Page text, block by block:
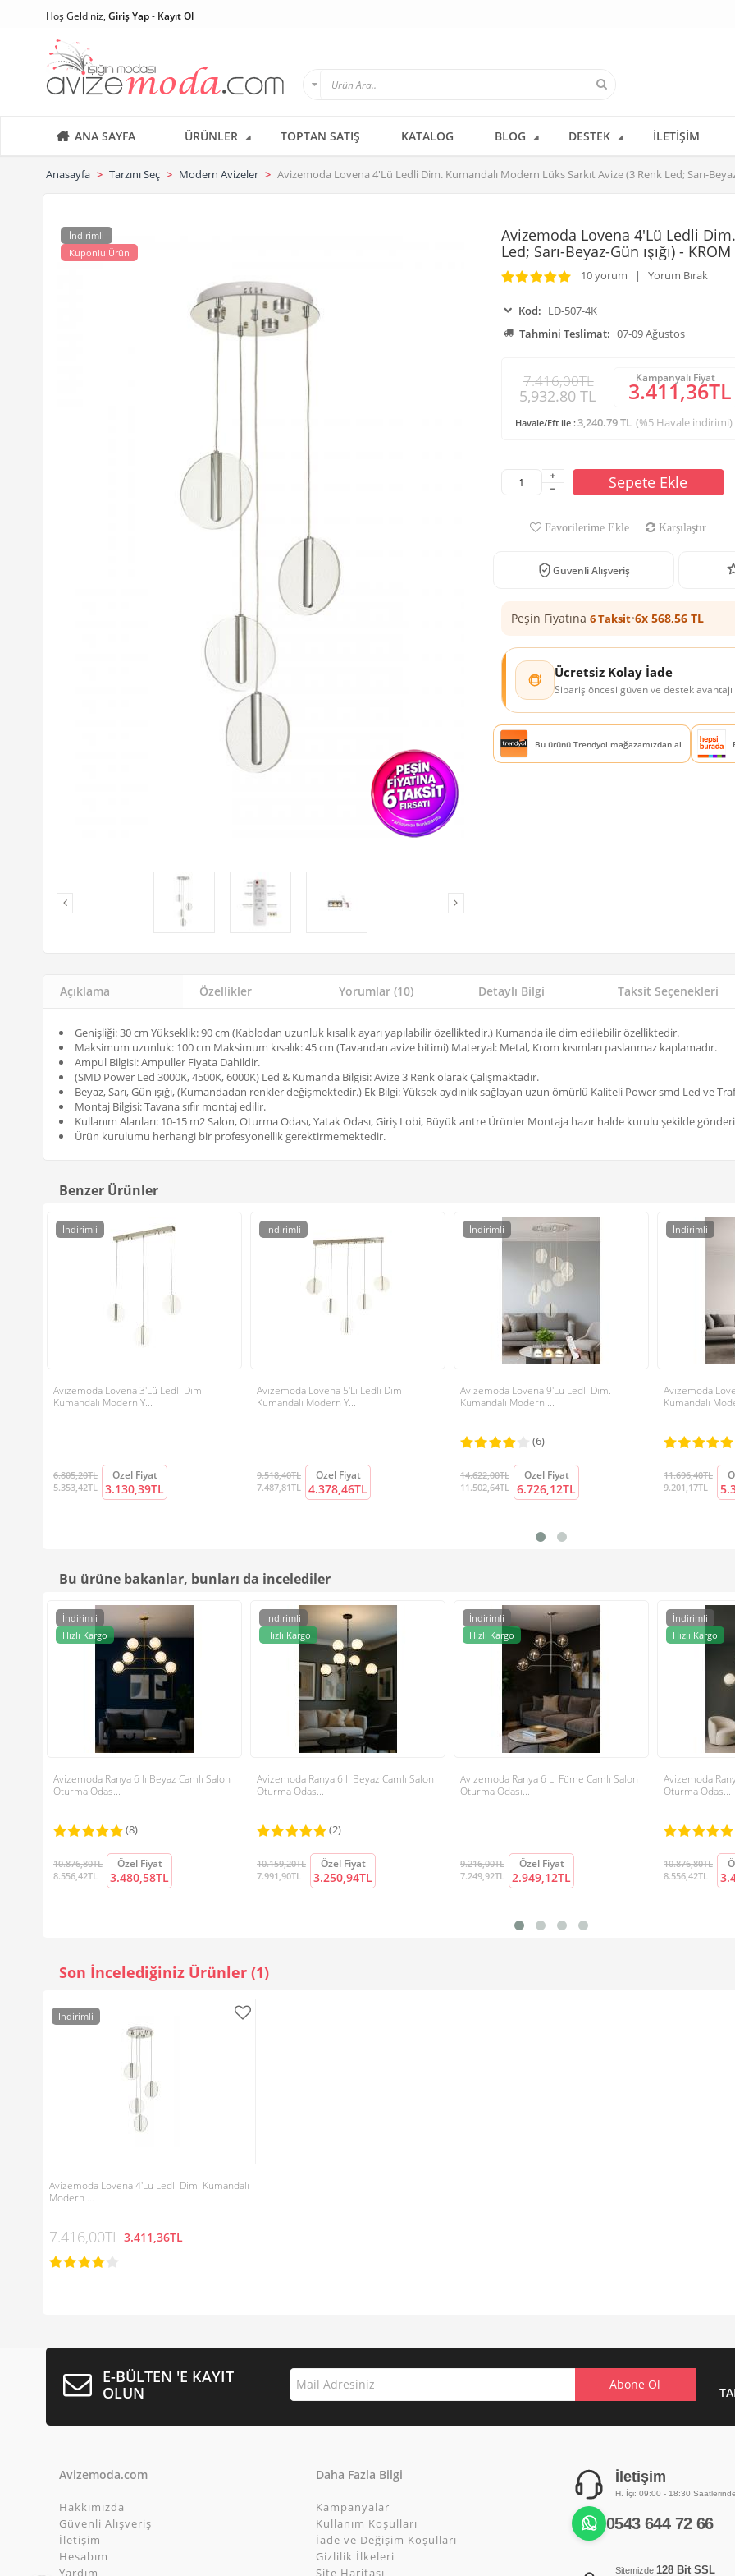
Hoş Geldiniz, Giriş Yap- Kayıt Ol
ANA SAYFA ÜRÜNLER TOPTAN SATIŞ KATALOG BLOG DESTEK İLETIŞIM
Anasayfa Tarzını Seç Modern Avizeler Avizemoda Lovena 4'Lü Ledli Dim. Kumandalı Modern Lüks Sarkıt Avize (3 Renk Led; Sarı-
İndirimli
Kuponlu Ürün
Avizemoda Lovena 4'Lü Ledli
Led; Sarı-Beyaz-Gün ışığı) - KROM
10 yorum | Yorum Bırak
Kod: LD-507-4K
Tahmini Teslimat: 07-09 Ağustos
7.416,00TL
5,932.80 TL
Kampanyalı Fiyat
3.411,36TL
Havale/Eft ile :3,240.79 TL (%5 Havale indirimi)
Sepete Ekle
Favorilerime Ekle Karşılaştır
Güvenli Alışveriş
Peşin Fiyatına 6 Taksit•6x 568,56 TL
Ücretsiz Kolay İade
Sipariş öncesi güven ve destek avantajı
Bu ürünü Trendyol mağazamızdan al
Açıklama Özellikler Yorumlar (10) Detaylı Bilgi Taksit Seçenekleri
Genişliği: 30 cm Yükseklik: 90 cm (Kablodan uzunluk kısalık ayarı yapılabilir özelliktedir.) Kumanda ile dim edilebilir özelliktedir.
Maksimum uzunluk: 100 cm Maksimum kısalık: 45 cm (Tavandan avize bitimi) Materyal: Metal, Krom kısımları paslanmaz kaplamadır.
Ampul Bilgisi: Ampuller Fiyata Dahildir.
(SMD Power Led 3000K, 4500K, 6000K) Led & Kumanda Bilgisi: Avize 3 Renk olarak Çalışmaktadır.
Beyaz, Sarı, Gün ışığı, (Kumandadan renkler değişmektedir.) Ek Bilgi: Yüksek aydınlık sağlayan uzun ömürlü Kaliteli Power smd Led ve
Montaj Bilgisi: Tavana sıfır montaj edilir.
Kullanım Alanları: 10-15 m2 Salon, Oturma Odası, Yatak Odası, Giriş Lobi, Büyük antre Ürünler Montaja hazır halde kurulu şekilde
Ürün kurulumu herhangi bir profesyonellik gerektirmemektedir.
Benzer Ürünler
İndirimli
Avizemoda Lovena 3'Lü Ledli Dim
Kumandalı Modern Y...
6.805,20TL
5.353,42TL
Özel Fiyat
3.130,39TL
İndirimli
Avizemoda Lovena 5'Li Ledli Dim
Kumandalı Modern Y...
9.518,40TL
7.487,81TL
Özel Fiyat
4.378,46TL
İndirimli
Avizemoda Lovena 9'Lu Ledli Dim.
Kumandalı Modern ...
(6)
14.622,00TL
11.502,64TL
Özel Fiyat
6.726,12TL
İndirimli
Avizemoda
Kumandalı
11.696,40TL
9.201,17TL
Bu ürüne bakanlar, bunları da incelediler
İndirimli
Hızlı Kargo
Avizemoda Ranya 6 lı Beyaz Camlı Salon
Oturma Odas...
(8)
10.876,80TL
8.556,42TL
Özel Fiyat
3.480,58TL
İndirimli
Hızlı Kargo
Avizemoda Ranya 6 lı Beyaz Camlı Salon
Oturma Odas...
(2)
10.159,20TL
7.991,90TL
Özel Fiyat
3.250,94TL
İndirimli
Hızlı Kargo
Avizemoda Ranya 6 Lı Füme Camlı Salon
Oturma Odası...
9.216,00TL
7.249,92TL
Özel Fiyat
2.949,12TL
İndirimli
Hızlı Kargo
Avizemoda
Oturma Odas...
10.876,80TL
8.556,42TL
Son İncelediğiniz Ürünler (1)
İndirimli
Avizemoda Lovena 4'Lü Ledli Dim. Kumandalı
Modern …
7.416,00TL 3.411,36TL
E-BÜLTEN 'E KAYIT
OLUN
Avizemoda.com
Hakkımızda
Güvenli Alışveriş
İletişim
Hesabım
Yardım
Daha Fazla Bilgi
Kampanyalar
Kullanım Koşulları
İade ve Değişim Koşulları
Gizlilik İlkeleri
Site Haritası
İletişim
H. İçi: 09:00 - 18:30 Saatlerinde
0543 644 72 66
Sitemizde 128 Bit SSL